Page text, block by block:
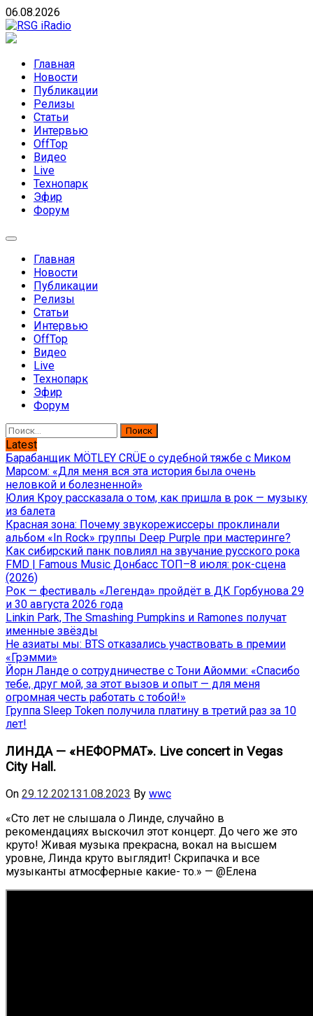
Skip
to
content
06.08.2026
направлений без возрастных ограничений
Главная
Новости
Публикации
Релизы
Статьи
Интервью
OffTop
Видео
Live
Технопарк
Эфир
Форум
Главная
Новости
Публикации
Релизы
Статьи
Интервью
OffTop
Видео
Live
Технопарк
Эфир
Форум
Найти:
Latest
Барабанщик MÖTLEY CRÜE о судебной тяжбе с Миком
Марсом: «Для меня вся эта история была очень
неловкой и болезненной»
Юлия Кроу рассказала о том, как пришла в рок — музыку
из балета
Красная зона: Почему звукорежиссеры проклинали
альбом «In Rock» группы Deep Purple при мастеринге?
Как сибирский панк повлиял на звучание русского рока
FMD | Famous Music Донбасс ТОП–8 июля: рок-сцена
(2026)
Рок — фестиваль «Легенда» пройдёт в ДК Горбунова 29
и 30 августа 2026 года
Linkin Park, The Smashing Pumpkins и Ramones получат
именные звёзды
Не азиаты мы: BTS отказались участвовать в премии
«Грэмми»
Йорн Ланде о сотрудничестве с Тони Айомми: «Спасибо
тебе, друг мой, за этот вызов и опыт — для меня
огромная честь работать с тобой!»
Группа Sleep Token получила платину в третий раз за 10
лет!
ЛИНДА — «НЕФОРМАТ». Live concert in Vegas
City Hall.
On 29.12.202131.08.2023 By wwc
«Сто лет не слышала о Линде, случайно в
рекомендациях выскочил этот концерт. До чего же это
круто! Живая музыка прекрасна, вокал на высшем
уровне, Линда круто выглядит! Скрипачка и все
музыканты атмосферные какие- то.» — @Елена